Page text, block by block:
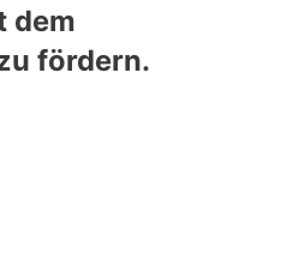
dem
fördern.